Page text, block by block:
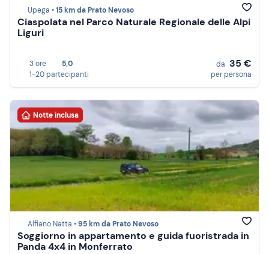
Upega •15 km da Prato Nevoso
Ciaspolata nel Parco Naturale Regionale delle Alpi
Liguri
3 ore
5,0
1-20 partecipanti
da 35 €
per persona
Notte inclusa
Alfiano Natta •95 km da Prato Nevoso
Soggiorno in appartamento e guida fuoristrada in
Panda 4x4 in Monferrato